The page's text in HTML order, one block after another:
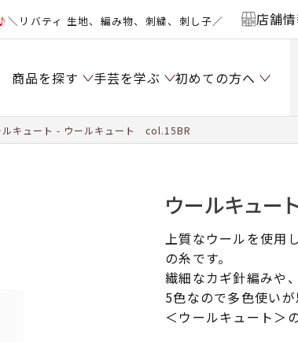
＼リバティ 生地、編み物、刺繍、刺し子／ 店舗
商品を探す 手芸を学ぶ 初めての方へ
ルキュート ウールキュート col.15BR
ウールキュ
上質なウールを使用
の糸です。
繊細なカギ針編みや
5色なので多色使いが
＜ウールキュート＞